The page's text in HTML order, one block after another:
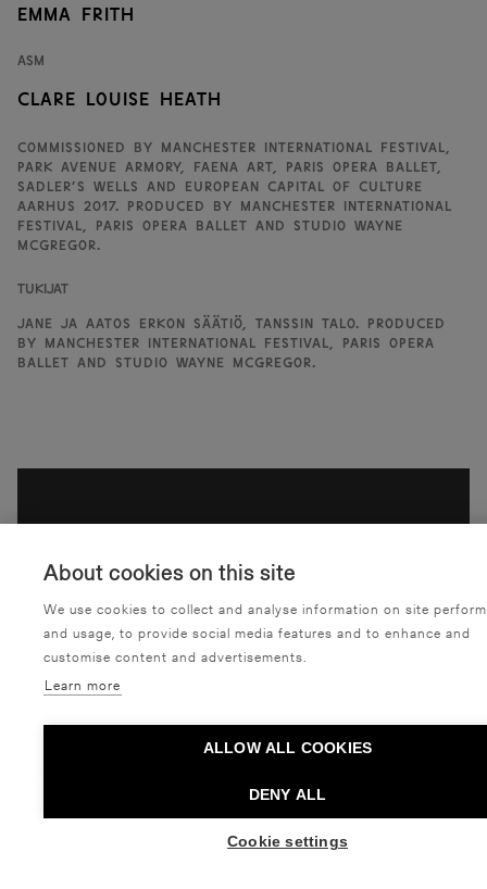
About cookies on this site
We use cookies to collect and analyse information on site
and usage, to provide social media features and to enhance and
customise content and advertisements.
Learn more
ALLOW ALL COOKIES
DENY ALL
Cookie settings
Emma Frith
ASM
Clare Louise Heath
Commissioned by Manchester International Festival,
Park Avenue Armory, FAENA ART, Paris Opera Ballet,
Sadler’s Wells and European Capital of Culture
Aarhus 2017. Produced by Manchester International
Festival, Paris Opera Ballet and Studio Wayne
McGregor.
Tukijat
Jane ja Aatos Erkon säätiö, Tanssin talo. Produced
by Manchester International Festival, Paris Opera
Ballet and Studio Wayne McGregor.